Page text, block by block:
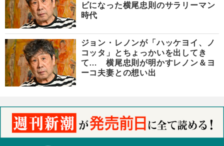
ビになった横尾忠則のサラリーマン
時代
ジョン・レノンが「ハッケヨイ、ノ
コッタ」とちょっかいを出してき
て… 横尾忠則が明かすレノン＆ヨ
ーコ夫妻との想い出